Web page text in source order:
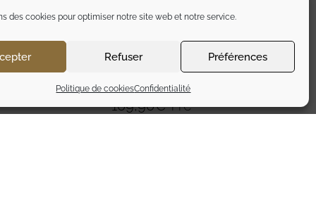
des cookies pour optimiser notre site web et notre service.
Refuser Préférences
Politique de cookiesConfidentialité
TOMATIN 14 ANS PORT CASK
HIGHLAND
109,90€ TTC